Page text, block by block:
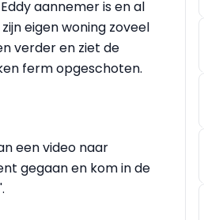
aannemer is en al
eigen woning zoveel
verder en ziet de
ferm opgeschoten.
een video naar
gegaan en kom in de